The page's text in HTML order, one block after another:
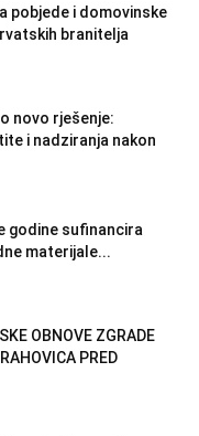
pobjede i domovinske
branitelja
novo rješenje:
i nadziranja nakon
godine sufinancira
materijale...
OBNOVE ZGRADE
PRED